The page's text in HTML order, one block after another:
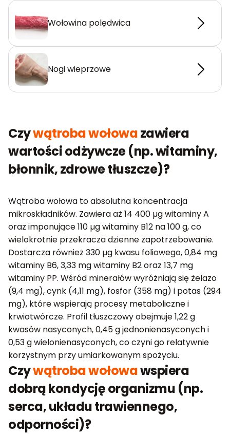
Wołowina polędwica
Nogi wieprzowe
Czywątroba wołowazawiera
wartości odżywcze (np. witaminy,
błonnik, zdrowe tłuszcze)?
Wątroba wołowa to absolutna koncentracja
mikroskładników. Zawiera aż 14 400 µg witaminy A
oraz imponujące 110 µg witaminy B12 na 100 g, co
wielokrotnie przekracza dzienne zapotrzebowanie.
Dostarcza również 330 µg kwasu foliowego, 0,84 mg
witaminy B6, 3,33 mg witaminy B2 oraz 13,7 mg
witaminy PP. Wśród minerałów wyróżniają się żelazo
(9,4 mg), cynk (4,11 mg), fosfor (358 mg) i potas (294
mg), które wspierają procesy metaboliczne i
krwiotwórcze. Profil tłuszczowy obejmuje 1,22 g
kwasów nasyconych, 0,45 g jednonienasyconych i
0,53 g wielonienasyconych, co czyni go relatywnie
korzystnym przy umiarkowanym spożyciu.
Czywątroba wołowawspiera
dobrą kondycję organizmu (np.
serca, układu trawiennego,
odporności)?